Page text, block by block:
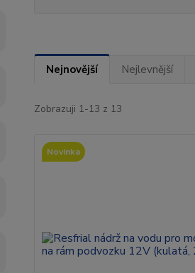
Nejnovější Nejlevnější
Zobrazuji 1-13 z 13
Novinka